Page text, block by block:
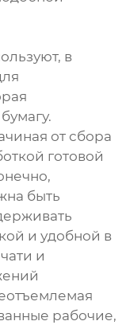
в
от сбора
готовой
быть
и удобной в
и
рабочие,